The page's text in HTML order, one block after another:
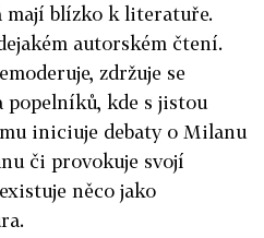
mají blízko k literatuře.
autorském čtení.
zdržuje se
popelníků, kde s jistou
iniciuje debaty o Milanu
či provokuje svojí
něco jako